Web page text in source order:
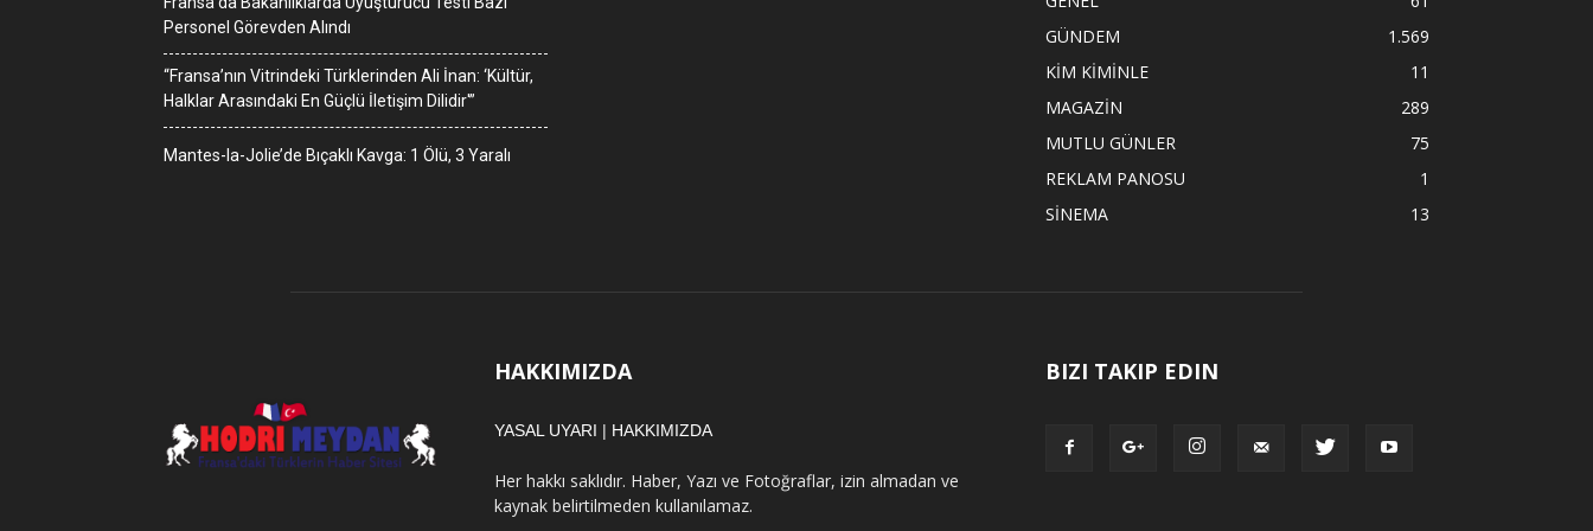
Personel Görevden Alındı
“Fransa’nın Vitrindeki Türklerinden Ali İnan: ‘Kültür,
Halklar Arasındaki En Güçlü İletişim Dilidir'”
Mantes-la-Jolie’de Bıçaklı Kavga: 1 Ölü, 3 Yaralı
GÜNDEM
1.569
KİM KİMİNLE
11
MAGAZİN
289
MUTLU GÜNLER
75
REKLAM PANOSU
1
SİNEMA
13
HAKKIMIZDA
YASAL UYARI | HAKKIMIZDA
Her hakkı saklıdır. Haber, Yazı ve Fotoğraflar, izin almadan ve
kaynak belirtilmeden kullanılamaz.
BIZI TAKIP EDIN